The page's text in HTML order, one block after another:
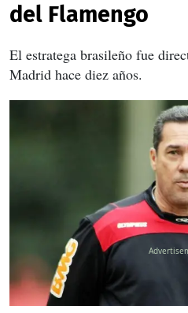
del Flamengo
El estratega brasileño fue
Madrid hace diez años.